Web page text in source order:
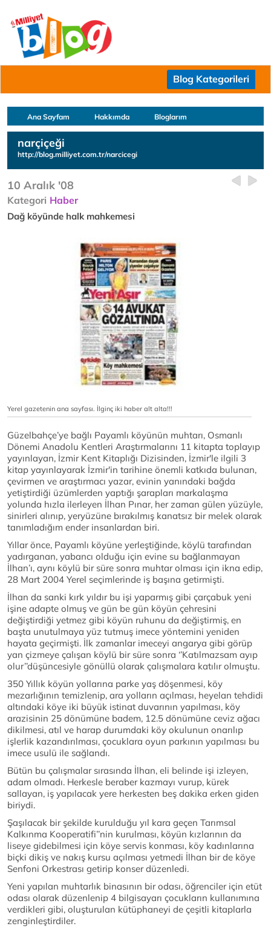
Blog Kategorileri
Ana Sayfam Hakkımda Bloglarım
narçiçeği
http://blog.milliyet.com.tr/narcicegi
10 Aralık '08
Kategori Haber
Dağ köyünde halk mahkemesi
Yerel gazetenin ana sayfası. İlginç iki haber alt alta!!!
Güzelbahçe’ye bağlı Payamlı köyünün muhtarı, Osmanlı
Dönemi Anadolu Kentleri Araştırmalarını 11 kitapta toplayıp
yayınlayan, İzmir Kent Kitaplığı Dizisinden, İzmir'le ilgili 3
kitap yayınlayarak İzmir'in tarihine önemli katkıda bulunan,
çevirmen ve araştırmacı yazar, evinin yanındaki bağda
yetiştirdiği üzümlerden yaptığı şarapları markalaşma
yolunda hızla ilerleyen İlhan Pınar, her zaman gülen yüzüyle,
sinirleri alınıp, yeryüzüne bırakılmış kanatsız bir melek olarak
tanımladığım ender insanlardan biri.
Yıllar önce, Payamlı köyüne yerleştiğinde, köylü tarafından
yadırganan, yabancı olduğu için evine su bağlanmayan
İlhan’ı, aynı köylü bir süre sonra muhtar olması için ikna edip,
28 Mart 2004 Yerel seçimlerinde iş başına getirmişti.
İlhan da sanki kırk yıldır bu işi yaparmış gibi çarçabuk yeni
işine adapte olmuş ve gün be gün köyün çehresini
değiştirdiği yetmez gibi köyün ruhunu da değiştirmiş, en
başta unutulmaya yüz tutmuş imece yöntemini yeniden
hayata geçirmişti. İlk zamanlar imeceyi angarya gibi görüp
yan çizmeye çalışan köylü bir süre sonra ‘’Katılmazsam ayıp
olur’’düşüncesiyle gönüllü olarak çalışmalara katılır olmuştu.
350 Yıllık köyün yollarına parke yaş döşenmesi, köy
mezarlığının temizlenip, ara yolların açılması, heyelan tehdidi
altındaki köye iki büyük istinat duvarının yapılması, köy
arazisinin 25 dönümüne badem, 12.5 dönümüne ceviz ağacı
dikilmesi, atıl ve harap durumdaki köy okulunun onarılıp
işlerlik kazandırılması, çocuklara oyun parkının yapılması bu
imece usulü ile sağlandı.
Bütün bu çalışmalar sırasında İlhan, eli belinde işi izleyen,
adam olmadı. Herkesle beraber kazmayı vurup, kürek
sallayan, iş yapılacak yere herkesten beş dakika erken giden
biriydi.
Şaşılacak bir şekilde kurulduğu yıl kara geçen Tarımsal
Kalkınma Kooperatifi’’nin kurulması, köyün kızlarının da
liseye gidebilmesi için köye servis konması, köy kadınlarına
biçki dikiş ve nakış kursu açılması yetmedi İlhan bir de köye
Senfoni Orkestrası getirip konser düzenledi.
Yeni yapılan muhtarlık binasının bir odası, öğrenciler için etüt
odası olarak düzenlenip 4 bilgisayarı çocukların kullanımına
verdikleri gibi, oluşturulan kütüphaneyi de çeşitli kitaplarla
zenginleştirdiler.